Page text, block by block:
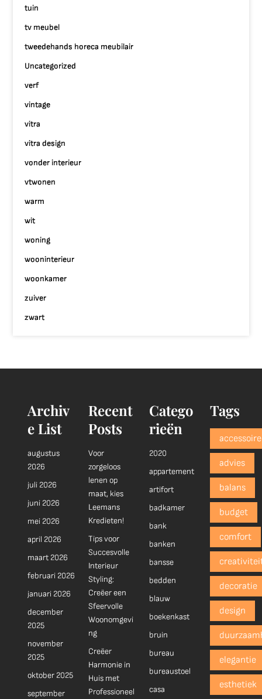
tuin
tv meubel
tweedehands horeca meubilair
Uncategorized
verf
vintage
vitra
vitra design
vonder interieur
vtwonen
warm
wit
woning
wooninterieur
woonkamer
zuiver
zwart
Archiv
e List
augustus
2026
juli 2026
juni 2026
mei 2026
april 2026
maart 2026
februari 2026
januari 2026
december
2025
november
2025
oktober 2025
september
Recent
Posts
Voor
zorgeloos
lenen op
maat, kies
Leemans
Kredieten!
Tips voor
Succesvolle
Interieur
Styling:
Creëer een
Sfeervolle
Woonomgevi
ng
Creëer
Harmonie in
Huis met
Professioneel
Catego
rieën
2020
appartement
artifort
badkamer
bank
banken
bansse
bedden
blauw
boekenkast
bruin
bureau
bureaustoel
casa
Tags
advies
balans
budget
comfort
decoratie
design
elegantie
esthetiek